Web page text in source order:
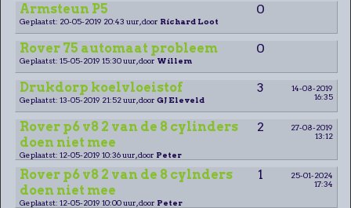
Armsteun P5 0
Geplaatst: 20-05-2019 20:43 uur, door Richard Loot
Rover 75 automaat probleem 0
Geplaatst: 15-05-2019 15:30 uur, door Willem
Drukdorp koelvloeistof 3
14-08-2019
16:35
Geplaatst: 13-05-2019 21:52 uur, door GJ Eleveld
Rover p6 v8 2 van de 8 cylinders
doen niet mee
2
27-08-2019
13:12
Geplaatst: 12-05-2019 10:36 uur, door Peter
Rover p6 v8 2 van de 8 cylnders
doen niet mee
1
25-01-2024
17:34
Geplaatst: 12-05-2019 10:00 uur, door Peter